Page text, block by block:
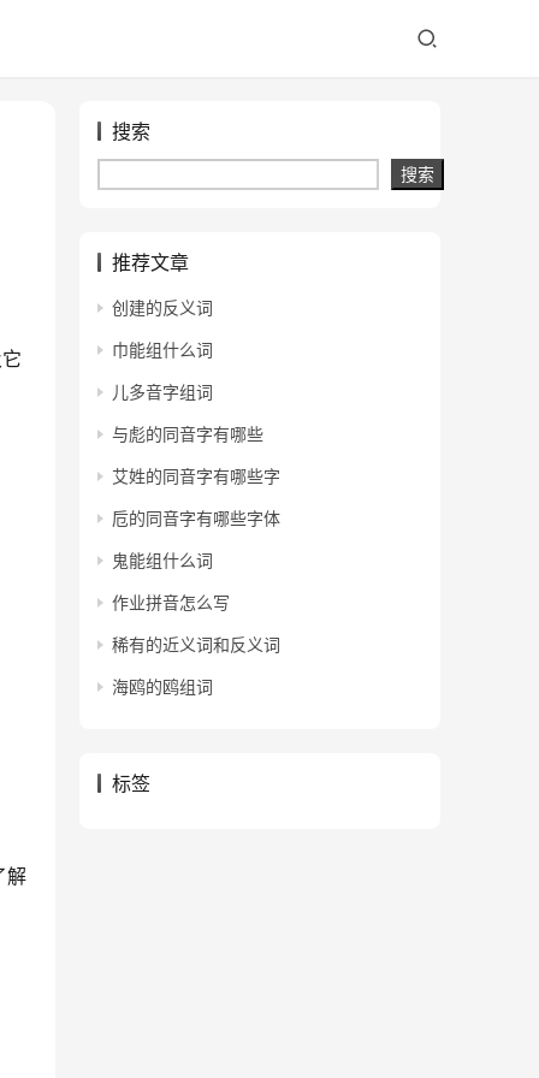
解
搜索
搜索
推荐文章
创建的反义词
巾能组什么词
儿多音字组词
与彪的同音字有哪些
艾姓的同音字有哪些字
卮的同音字有哪些字体
鬼能组什么词
作业拼音怎么写
稀有的近义词和反义词
海鸥的鸥组词
标签